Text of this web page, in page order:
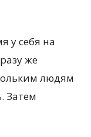
у себя на
же
людям
Затем